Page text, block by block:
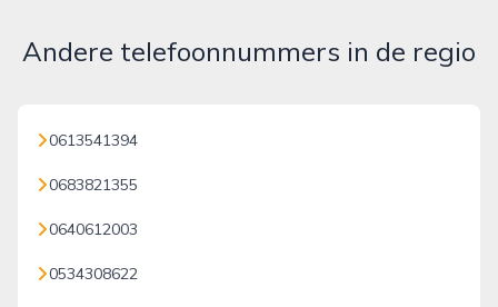
Andere telefoonnummers in de regio
0613541394
0683821355
0640612003
0534308622